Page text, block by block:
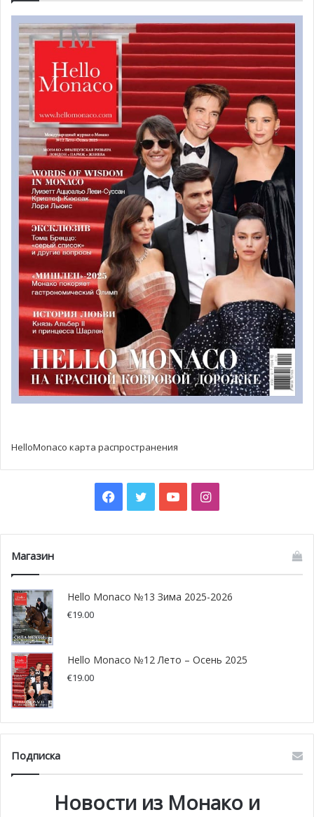
которые вспомнили и о такой прекрасной инициативе
ассоциации, как День вкуса. Это мероприятие было
организовано в 1998 году в Монако и проводится
ежегодно по сей день. Шеф-повара также обсудили
тонкости и особенности монегасской кухни, ведь многие
из них на протяжении 10-20 лет работают именно в
княжестве.
HelloMonaco карта распространения
Facebook
TwitterYouTubeInstagram
Магазин
Hello Monaco №13 Зима 2025-2026
€19.00
Hello Monaco №12 Лето – Осень 2025
€19.00
Подписка
Новости из Монако и